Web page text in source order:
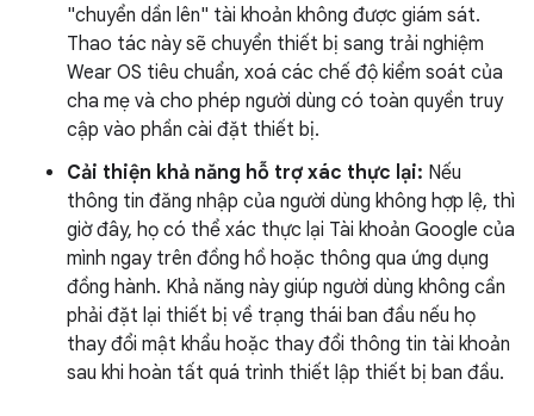
"chuyển dần lên" tài khoản không được giám sát.
Thao tác này sẽ chuyển thiết bị sang trải nghiệm
Wear OS tiêu chuẩn, xoá các chế độ kiểm soát của
cha mẹ và cho phép người dùng có toàn quyền truy
cập vào phần cài đặt thiết bị.
Cải thiện khả năng hỗ trợ xác thực lại: Nếu
thông tin đăng nhập của người dùng không hợp lệ, thì
giờ đây, họ có thể xác thực lại Tài khoản Google của
mình ngay trên đồng hồ hoặc thông qua ứng dụng
đồng hành. Khả năng này giúp người dùng không cần
phải đặt lại thiết bị về trạng thái ban đầu nếu họ
thay đổi mật khẩu hoặc thay đổi thông tin tài khoản
sau khi hoàn tất quá trình thiết lập thiết bị ban đầu.